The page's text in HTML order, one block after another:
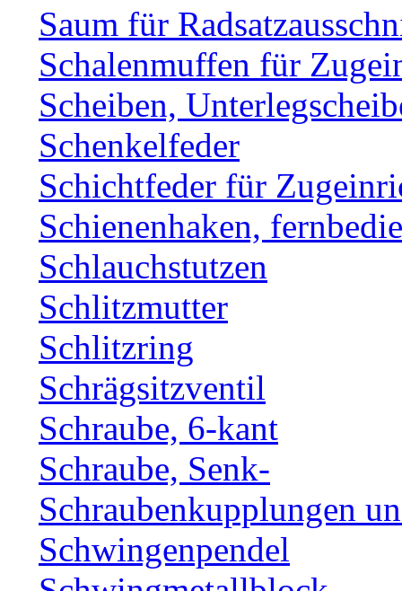
Saum für
Schalenmuffen für
Scheiben,
Schenkelfeder
Schichtfeder für
Schienenhaken,
Schlauchstutzen
Schlitzmutter
Schlitzring
Schrägsitzventil
Schraube, 6-kant
Schraube, Senk-
Schraubenkupplungen
Schwingenpendel